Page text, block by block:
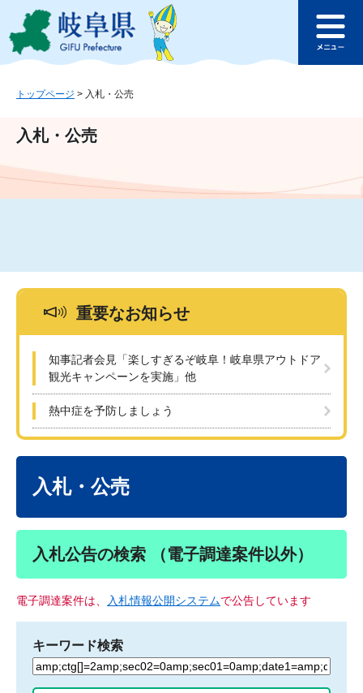
ジ
ュ
文
このページの本文へ
ュ
トップページ > 入札・公売
入札・公売
重要なお知らせ
知事記者会見「楽しすぎるぞ岐阜！岐阜県アウトドア
観光キャンペーンを実施」他
熱中症を予防しましょう
入札・公売
入札公告の検索 （電子調達案件以外）
電子調達案件は、 入札情報公開システムで公告しています
キーワード検索
検